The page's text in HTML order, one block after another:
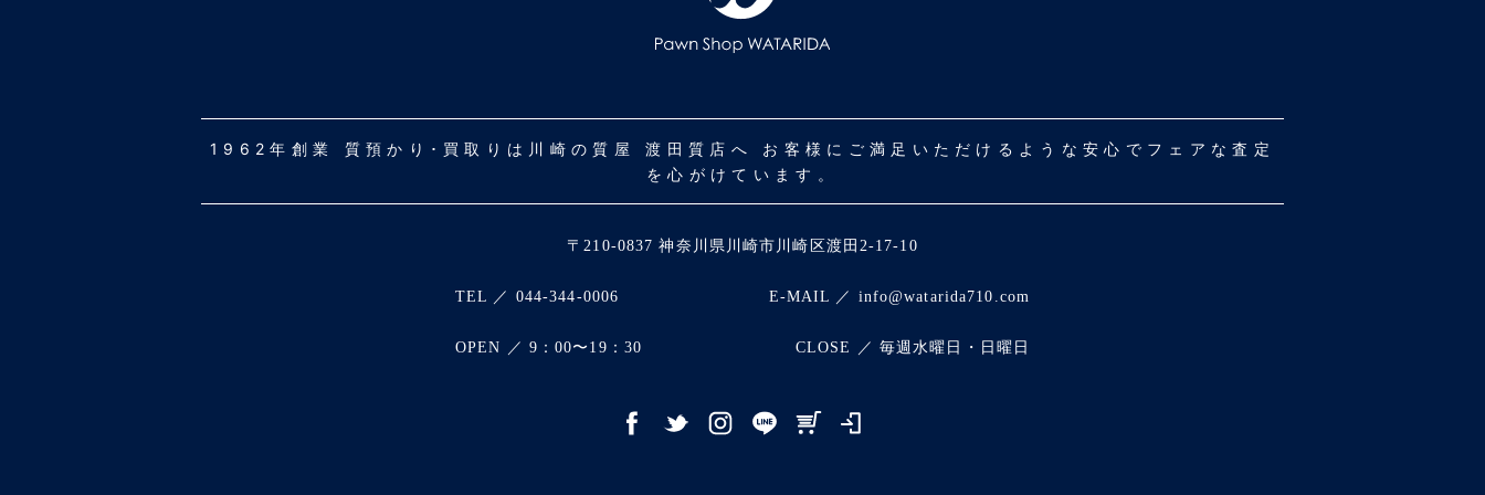
1962年創業 質預かり･買取りは川崎の質屋 渡田質店へ お客様にご満足いただけるような安心でフェアな査定
を心がけています。
〒210-0837 神奈川県川崎市川崎区渡田2-17-10
TEL ／ 044-344-0006 E-MAIL ／ info@watarida710.com
OPEN ／ 9：00〜19：30 CLOSE ／ 毎週水曜日・日曜日